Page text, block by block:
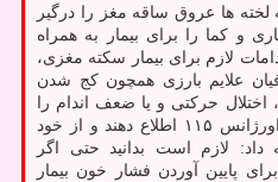
ها عروق ساقه مغز را درگیر
و کما را برای بیمار به همراه
لازم برای بیمار سکته مغزی،
علایم بارزی همچون کج شدن
حرکتی و یا ضعف اندام را
مشاهده نمودند، باید سریعاً به اورژانس ۱۱۵ اطلاع دهند و از خود
داد: لازم است بدانید حتی اگر
پایین آوردن فشار خون بیمار